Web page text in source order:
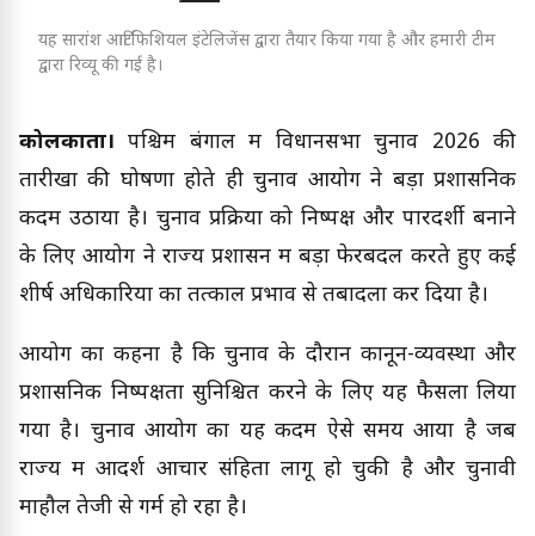
यह सारांश आर्टिफिशियल इंटेलिजेंस द्वारा तैयार किया गया है और हमारी टीम
द्वारा रिव्यू की गई है।
कोलकाता।पश्चिम बंगाल में विधानसभा चुनाव 2026 की
तारीखों की घोषणा होते ही चुनाव आयोग ने बड़ा प्रशासनिक
कदम उठाया है। चुनाव प्रक्रिया को निष्पक्ष और पारदर्शी बनाने
के लिए आयोग ने राज्य प्रशासन में बड़ा फेरबदल करते हुए कई
शीर्ष अधिकारियों का तत्काल प्रभाव से तबादला कर दिया है।
आयोग का कहना है कि चुनाव के दौरान कानून-व्यवस्था और
प्रशासनिक निष्पक्षता सुनिश्चित करने के लिए यह फैसला लिया
गया है। चुनाव आयोग का यह कदम ऐसे समय आया है जब
राज्य में आदर्श आचार संहिता लागू हो चुकी है और चुनावी
माहौल तेजी से गर्म हो रहा है।